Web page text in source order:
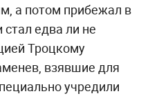
а потом прибежал в
едва ли не
Троцкому
взявшие для
учредили